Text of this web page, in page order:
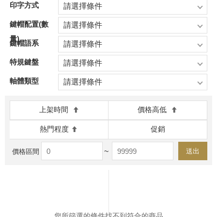
印字方式 請選擇條件
鍵帽配置(數
量)
請選擇條件
鍵帽語系 請選擇條件
特規鍵盤 請選擇條件
軸體類型 請選擇條件
上架時間 價格高低
熱門程度 促銷
價格區間 ~ 送出